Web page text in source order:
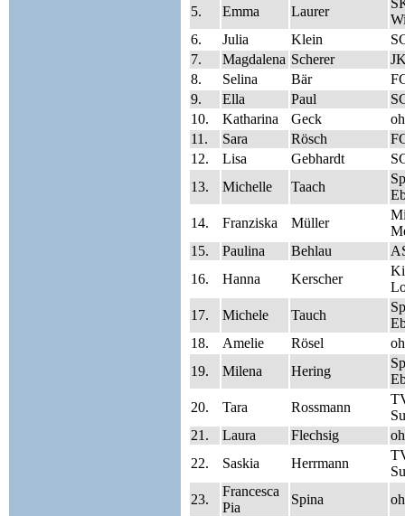
5.
Emma Laurer
6.
Julia Klein
7.
Magdalena Scherer
8.
Selina Bär
9.
Ella Paul
10.
Katharina Geck
11.
Sara Rösch
12.
Lisa Gebhardt
13.
Michelle Taach
14.
Franziska Müller
15.
Paulina Behlau
16.
Hanna Kerscher
17.
Michele Tauch
18.
Amelie Rösel
19.
Milena Hering
20.
Tara Rossmann
21.
Laura Flechsig
22.
Saskia Herrmann
23.
Francesca
Pia
Spina